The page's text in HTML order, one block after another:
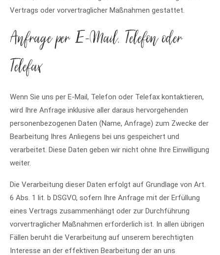
Vertrags oder vorvertraglicher Maßnahmen gestattet.
Anfrage per E-Mail, Telefon oder
Telefax
Wenn Sie uns per E-Mail, Telefon oder Telefax kontaktieren,
wird Ihre Anfrage inklusive aller daraus hervorgehenden
personenbezogenen Daten (Name, Anfrage) zum Zwecke der
Bearbeitung Ihres Anliegens bei uns gespeichert und
verarbeitet. Diese Daten geben wir nicht ohne Ihre Einwilligung
weiter.
Die Verarbeitung dieser Daten erfolgt auf Grundlage von Art.
6 Abs. 1 lit. b DSGVO, sofern Ihre Anfrage mit der Erfüllung
eines Vertrags zusammenhängt oder zur Durchführung
vorvertraglicher Maßnahmen erforderlich ist. In allen übrigen
Fällen beruht die Verarbeitung auf unserem berechtigten
Interesse an der effektiven Bearbeitung der an uns